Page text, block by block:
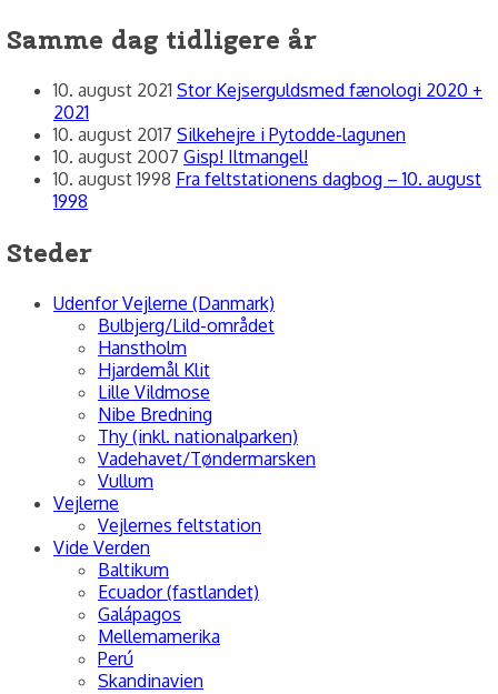
Samme dag tidligere år
10. august 2021 Stor Kejserguldsmed fænologi 2020 +
2021
10. august 2017 Silkehejre i Pytodde-lagunen
10. august 2007 Gisp! Iltmangel!
10. august 1998 Fra feltstationens dagbog – 10. august
1998
Steder
Udenfor Vejlerne (Danmark)
Bulbjerg/Lild-området
Hanstholm
Hjardemål Klit
Lille Vildmose
Nibe Bredning
Thy (inkl. nationalparken)
Vadehavet/Tøndermarsken
Vullum
Vejlerne
Vejlernes feltstation
Vide Verden
Baltikum
Ecuador (fastlandet)
Galápagos
Mellemamerika
Perú
Skandinavien